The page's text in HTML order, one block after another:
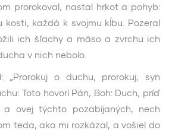
prorokoval, nastal hrkot a pohyb:
kosti, každá k svojmu kĺbu. Pozeral
ich šľachy a mäso a zvrchu ich
v nich nebolo.
„Prorokuj o duchu, prorokuj, syn
Toto hovorí Pán, Boh: Duch, príď
ovej týchto pozabíjaných, nech
teda, ako mi rozkázal, a vošiel do